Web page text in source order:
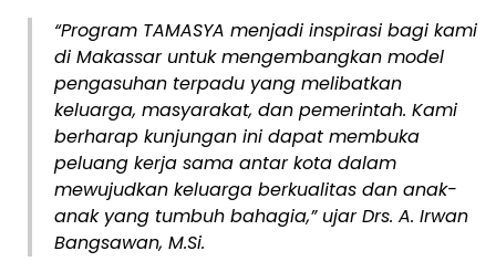
“Program TAMASYA menjadi inspirasi bagi kami
di Makassar untuk mengembangkan model
pengasuhan terpadu yang melibatkan
keluarga, masyarakat, dan pemerintah. Kami
berharap kunjungan ini dapat membuka
peluang kerja sama antar kota dalam
mewujudkan keluarga berkualitas dan anak-
anak yang tumbuh bahagia,” ujar Drs. A. Irwan
Bangsawan, M.Si.